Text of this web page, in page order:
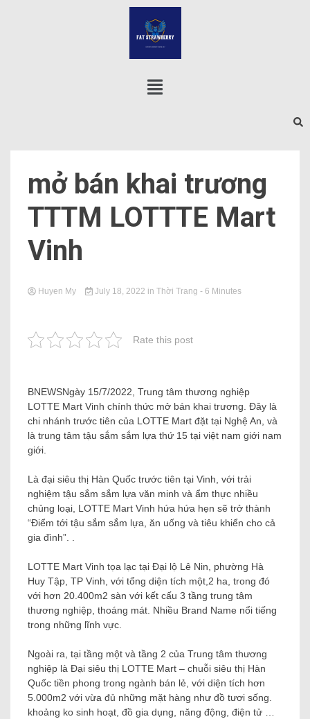
mở bán khai trương
TTTM LOTTTE Mart
Vinh
Huyen My July 18, 2022 in Thời Trang - 6 Minutes
Rate this post
BNEWSNgày 15/7/2022, Trung tâm thương nghiệp
LOTTE Mart Vinh chính thức mở bán khai trương. Đây là
chi nhánh trước tiên của LOTTE Mart đặt tại Nghệ An, và
là trung tâm tậu sắm sắm lựa thứ 15 tại việt nam giới nam
giới.
Là đại siêu thị Hàn Quốc trước tiên tại Vinh, với trải
nghiệm tậu sắm sắm lựa văn minh và ẩm thực nhiều
chủng loại, LOTTE Mart Vinh hứa hứa hẹn sẽ trở thành
“Điểm tới tậu sắm sắm lựa, ăn uống và tiêu khiển cho cả
gia đình”. .
LOTTE Mart Vinh tọa lạc tại Đại lộ Lê Nin, phường Hà
Huy Tập, TP Vinh, với tổng diện tích một,2 ha, trong đó
với hơn 20.400m2 sàn với kết cấu 3 tầng trung tâm
thương nghiệp, thoáng mát. Nhiều Brand Name nổi tiếng
trong những lĩnh vực.
Ngoài ra, tại tầng một và tầng 2 của Trung tâm thương
nghiệp là Đại siêu thị LOTTE Mart – chuỗi siêu thị Hàn
Quốc tiền phong trong ngành bán lẻ, với diện tích hơn
5.000m2 với vừa đủ những mặt hàng như đồ tươi sống.
khoảng ko sinh hoạt, đồ gia dụng, năng động, điện tử …